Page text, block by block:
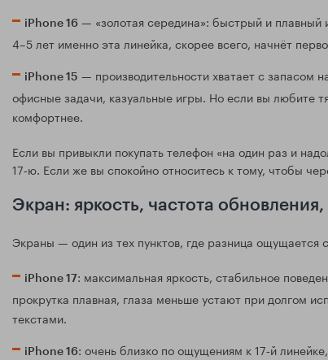
iPhone 16 — «золотая середина»: быстрый и плавный
4–5 лет именно эта линейка, скорее всего, начнёт
iPhone 15 — производительности хватает с запасом
офисные задачи, казуальные игры. Но если вы любите
комфортнее.
Если вы привыкли покупать телефон «на один раз и
17‑ю. Если же вы спокойно относитесь к тому, чтобы
Экран: яркость, частота
Экраны — один из тех пунктов, где разница ощущается
iPhone 17: максимальная яркость, стабильное
прокрутка плавная, глаза меньше устают при долгом
текстами.
iPhone 16: очень близко по ощущениям к 17‑й